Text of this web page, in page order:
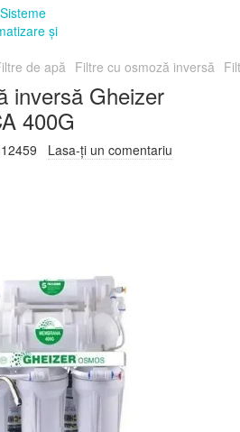
de apă Filtre cu osmoză inversă
inversă Gheizer
400G
Lasa-ți un comentariu